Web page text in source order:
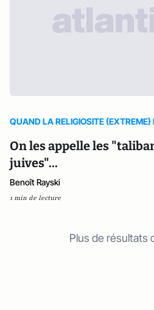
QUAND LA RELIGIOSITE (EXTREME)
On les appelle les
juives"...
Benoît Rayski
1 min de lecture
Plus de résultats